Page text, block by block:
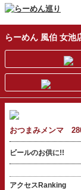
らーめん 風伯 女池
おつまみメンマ
ビールのお供に!!
アクセスRanking